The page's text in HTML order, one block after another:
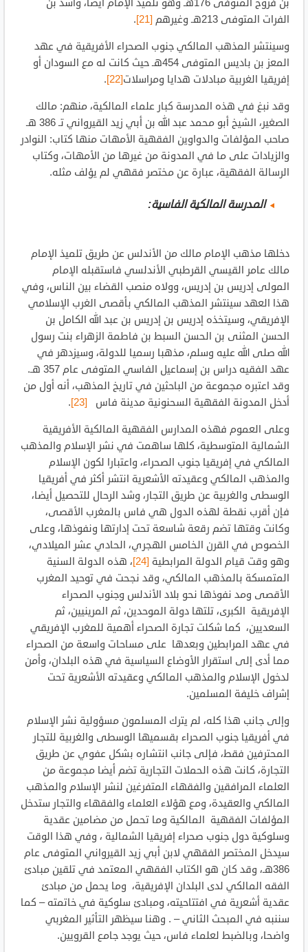
بن فروخ المتوفى 176هـ وهو تلميذ الإمام أيضا، وأسد بن
الفرات المتوفى 213هـ وغيرهم
[21]
.
وسينتشر المذهب المالكي جنوب الصحراء الأفريقية في عهد
المعز بن باديس المتوفى 454هـ حيث كانت له مع السودان أو
إفريقيا الغربية مبادلات هدايا ومراسلات[22]
.
وقد نبغ في هذه المدرسة كبار علماء المالكية، منهم: مالك
الصغير، الشيخ أبو محمد عبد الله بن أبي زيد القيرواني تـ 386 هـ
صاحب المؤلفات والدواوين الفقهية الأمهات منها كتاب: النوادر
والزيادات على ما في المدونة من غيرها من الأمهات، وكتاب
الرسالة الفقهية، عبارة عن مختصر فقهي لم يؤلف مثله.
المدرسة المالكية الفاسية:
دخلها مذهب الإمام مالك من الأندلس عن طريق تلميذ الإمام
مالك عامر القيسي القرطبي الأندلسي فاستقبله الإمام
المولى إدريس بن إدريس، وولاه منصب القضاء بين الناس، وفي
هذا العهد سينتشر المذهب المالكي بأقصى الغرب الإسلامي
الإفريقي، وسيتخذه إدريس بن إدريس بن عبد الله الكامل بن
الحسن المثنى بن الحسن السبط بن فاطمة الزهراء بنت رسول
الله صلى الله عليه وسلم، مذهبا رسميا للدولة، وسيزدهر في
عهد الفقيه دراس بن إسماعيل الفاسي المتوفى عام 357 هـ.
وقد اعتبره مجموعة من الباحثين في تاريخ المذهب، أنه أول من
أدخل المدونة الفقهية السحنونية مدينة فاس [23]
.
وعلى العموم فهذه المدارس الفقهية المالكية الأفريقية
الشمالية المتوسطية، كلها ساهمت في نشر الإسلام والمذهب
المالكي في إفريقيا جنوب الصحراء، واعتبارا لكون الإسلام
والمذهب المالكي وعقيدته الأشعرية انتشر أكثر في أفريقيا
الوسطى والغربية عن طريق التجار، وشد الرحال للتحصيل أيضا،
فإن أقرب نقطة لهذه الدول هي فاس بالمغرب الأقصى،
وكانت وقتها تضم رقعة شاسعة تحت إدارتها ونفوذها، وعلى
الخصوص في القرن الخامس الهجري، الحادي عشر الميلادي،
وهو وقت قيام الدولة المرابطية [24]
، هذه الدولة السنية
المتمسكة بالمذهب المالكي، وقد نجحت في توحيد المغرب
الأقصى ومد نفوذها نحو بلاد الأندلس وجنوب الصحراء
الإفريقية الكبرى، تلتها دولة الموحدين، ثم المرينيين، ثم
السعديين، كما شكلت تجارة الصحراء أهمية للمغرب الإفريقي
في عهد المرابطين وبعدها على مساحات واسعة من الصحراء
مما أدى إلى استقرار الأوضاع السياسية في هذه البلدان، وأمن
لدخول الإسلام والمذهب المالكي وعقيدته الأشعرية تحت
إشراف خليفة المسلمين.
وإلى جانب هذا كله، لم يترك المسلمون مسؤولية نشر الإسلام
في أفريقيا جنوب الصحراء بقسميها الوسطى والغربية للتجار
المحترفين فقط، فإلى جانب انتشاره بشكل عفوي عن طريق
التجارة، كانت هذه الحملات التجارية تضم أيضا مجموعة من
العلماء المرافقين والفقهاء المتفرغين لنشر الإسلام والمذهب
المالكي والعقيدة، ومع هؤلاء العلماء والفقهاء والتجار ستدخل
المؤلفات الفقهية المالكية وما تحمل من مضامين عقدية
وسلوكية دول جنوب صحراء إفريقيا الشمالية ، وفي هذا الوقت
سيدخل المختصر الفقهي لابن أبي زيد القيرواني المتوفى عام
386هـ، وقد كان هو الكتاب الفقهي المعتمد في تلقين مبادئ
الفقه المالكي لدى البلدان الإفريقية، وما يحمل من مبادئ
عقدية أشعرية في افتتاحيته، ومبادئ سلوكية في خاتمته – كما
سننبه في المبحث الثاني – . وهنا سيظهر التأثير المغربي
واضحا، وبالضبط لعلماء فاس، حيث يوجد جامع القرويين.